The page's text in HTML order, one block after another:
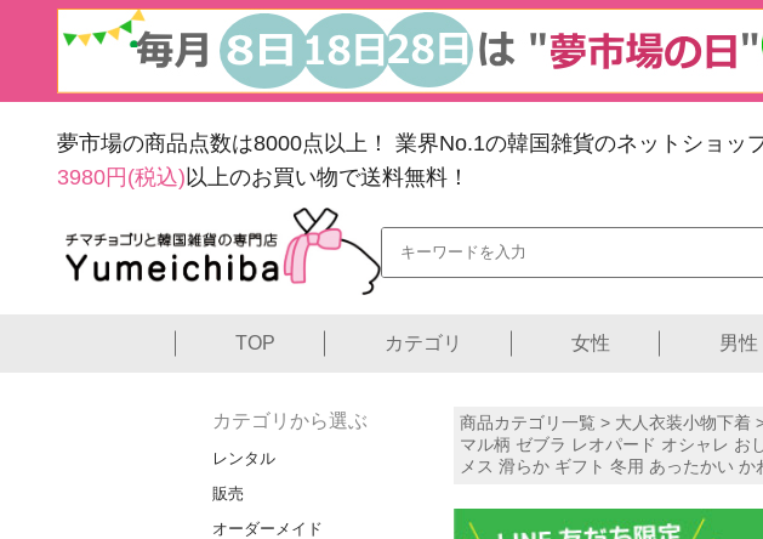
夢市場の商品点数は8000点以上！
業界No.1の韓国雑貨のネットショッ
3980円(税込)以上のお買い物で送料無料！
TOP カテゴリ 女性 男性
カテゴリから選ぶ
レンタル
販売
オーダーメイド
商品カテゴリ一覧 > 大人衣装小物下着
マル柄 ゼブラ レオパード オシャレ お
メス 滑らか ギフト 冬用 あったかい か